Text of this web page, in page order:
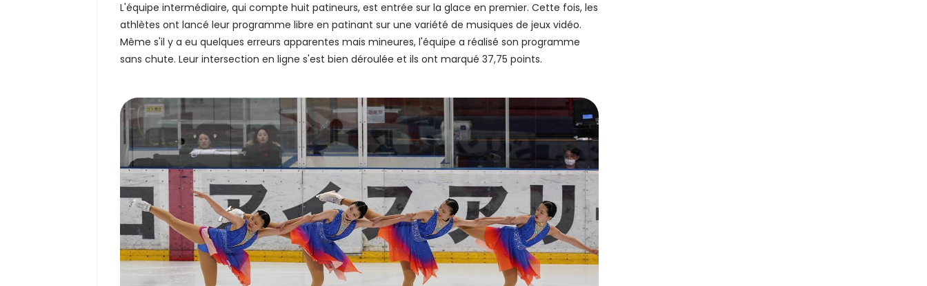
L'équipe intermédiaire, qui compte huit patineurs, est entrée sur la glace en premier. Cette fois, les
athlètes ont lancé leur programme libre en patinant sur une variété de musiques de jeux vidéo.
Même s'il y a eu quelques erreurs apparentes mais mineures, l'équipe a réalisé son programme
sans chute. Leur intersection en ligne s'est bien déroulée et ils ont marqué 37,75 points.